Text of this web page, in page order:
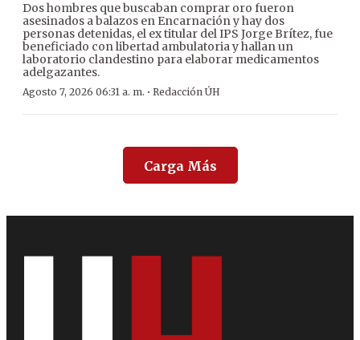
Dos hombres que buscaban comprar oro fueron
asesinados a balazos en Encarnación y hay dos
personas detenidas, el ex titular del IPS Jorge Brítez, fue
beneficiado con libertad ambulatoria y hallan un
laboratorio clandestino para elaborar medicamentos
adelgazantes.
Agosto 7, 2026 06:31 a. m. · Redacción ÚH
Carga Más